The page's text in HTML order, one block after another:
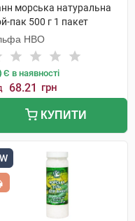
морська натуральна
пак 500 г 1 пакет
НВО
Є в наявності
68.21 грн
КУПИТИ